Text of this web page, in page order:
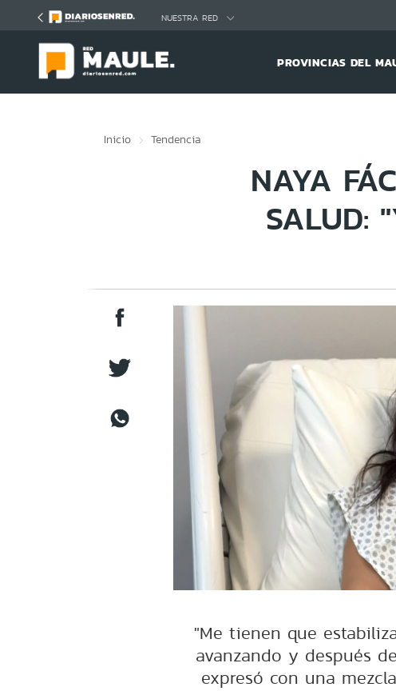
NUESTRA RED
PROVINCIAS DEL
Inicio Tendencia
NAYA
SALUD:
"Me tienen que
avanzando y después
expresó con una